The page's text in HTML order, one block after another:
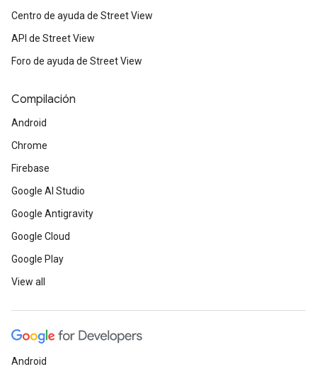
Centro de ayuda de Street View
API de Street View
Foro de ayuda de Street View
Compilación
Android
Chrome
Firebase
Google AI Studio
Google Antigravity
Google Cloud
Google Play
View all
Android